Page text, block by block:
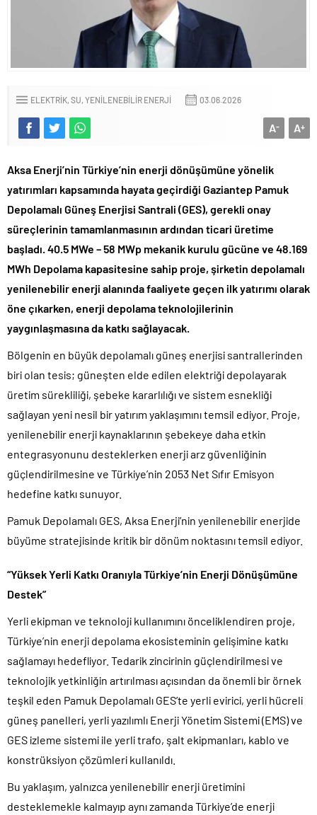
ELEKTRIK, SU, YENILENEBILIR ENERJI 03.06.2026
A+
A-
Aksa Enerji’nin Türkiye’nin enerji dönüşümüne yönelik
yatırımları kapsamında hayata geçirdiği Gaziantep Pamuk
Depolamalı Güneş Enerjisi Santrali (GES), gerekli onay
süreçlerinin tamamlanmasının ardından ticari üretime
başladı. 40.5 MWe – 58 MWp mekanik kurulu gücüne ve 48.169
MWh Depolama kapasitesine sahip proje, şirketin depolamalı
yenilenebilir enerji alanında faaliyete geçen ilk yatırımı olarak
öne çıkarken, enerji depolama teknolojilerinin
yaygınlaşmasına da katkı sağlayacak.
Bölgenin en büyük depolamalı güneş enerjisi santrallerinden
biri olan tesis; güneşten elde edilen elektriği depolayarak
üretim sürekliliği, şebeke kararlılığı ve sistem esnekliği
sağlayan yeni nesil bir yatırım yaklaşımını temsil ediyor. Proje,
yenilenebilir enerji kaynaklarının şebekeye daha etkin
entegrasyonunu desteklerken enerji arz güvenliğinin
güçlendirilmesine ve Türkiye’nin 2053 Net Sıfır Emisyon
hedefine katkı sunuyor.
Pamuk Depolamalı GES, Aksa Enerji’nin yenilenebilir enerjide
büyüme stratejisinde kritik bir dönüm noktasını temsil ediyor.
“Yüksek Yerli Katkı Oranıyla Türkiye’nin Enerji Dönüşümüne
Destek”
Yerli ekipman ve teknoloji kullanımını önceliklendiren proje,
Türkiye’nin enerji depolama ekosisteminin gelişimine katkı
sağlamayı hedefliyor. Tedarik zincirinin güçlendirilmesi ve
teknolojik yetkinliğin artırılması açısından da önemli bir örnek
teşkil eden Pamuk Depolamalı GES’te yerli evirici, yerli hücreli
güneş panelleri, yerli yazılımlı Enerji Yönetim Sistemi (EMS) ve
GES izleme sistemi ile yerli trafo, şalt ekipmanları, kablo ve
konstrüksiyon çözümleri kullanıldı.
Bu yaklaşım, yalnızca yenilenebilir enerji üretimini
desteklemekle kalmayıp aynı zamanda Türkiye’de enerji